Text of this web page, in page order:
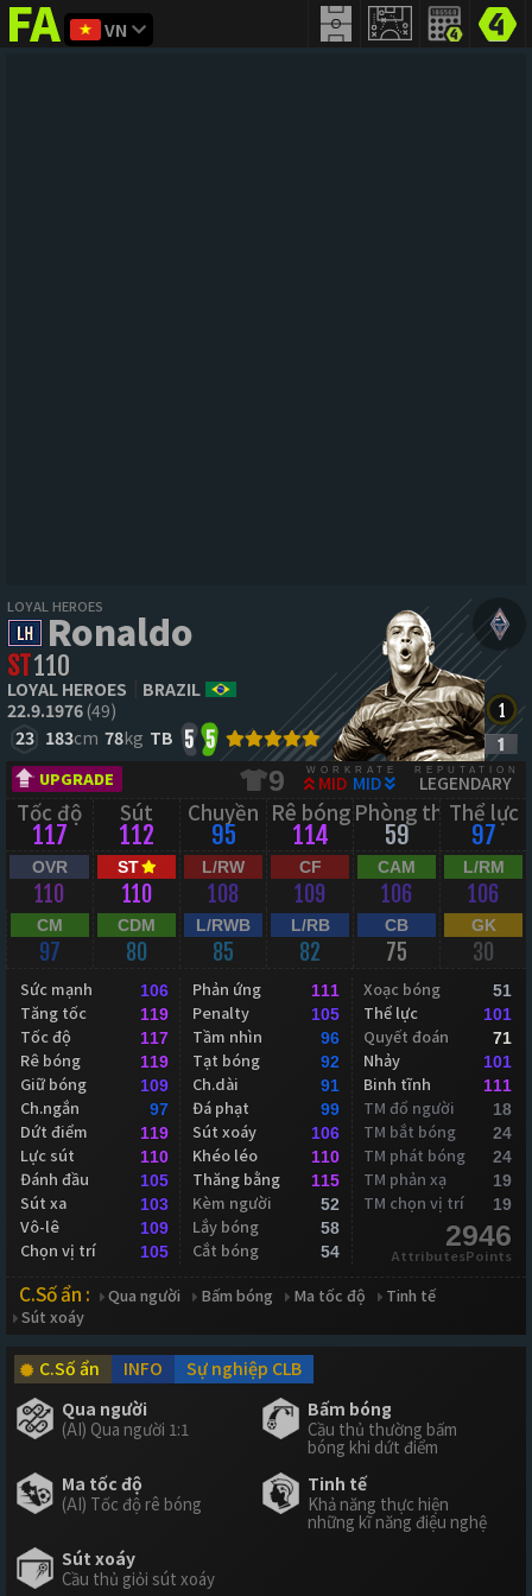
FIFAaddict
VN
LOYAL HEROES
Ronaldo
ST110
LOYAL HEROES
BRAZIL
22.9.1976(49)
23 183cm 78kg TB 5 5
UPGRADE 9 WORKRATE
MID MID
REPUTATION
LEGENDARY
Tốc độ
117
Sút
112
Chuyền
95
Rê bóng
114
Phòng thủ
59
Thể lực
97
OVR
110
ST
110
L/RW
108
CF
109
CAM
106
L/RM
106
CM
97
CDM
80
L/RWB
85
L/RB
82
CB
75
GK
30
Sức mạnh 106
Tăng tốc 119
Tốc độ 117
Rê bóng 119
Giữ bóng 109
Ch.ngắn 97
Dứt điểm 119
Lực sút 110
Đánh đầu 105
Sút xa 103
Vô-lê 109
Chọn vị trí 105
Phản ứng 111
Penalty 105
Tầm nhìn 96
Tạt bóng 92
Ch.dài 91
Đá phạt 99
Sút xoáy 106
Khéo léo 110
Thăng bằng 115
Kèm người 52
Lắy bóng 58
Cắt bóng 54
Xoạc bóng 51
Thể lực 101
Quyết đoán 71
Nhảy 101
Binh tĩnh 111
TM đổ người 18
TM bắt bóng 24
TM phát bóng 24
TM phản xạ 19
TM chọn vị trí 19
2946
AttributesPoints
C.Số ẩn : Qua người Bấm bóng Ma tốc độ
Tinh tế
Sút xoáy
C.Số ẩn INFO
Sự nghiệp CLB
Qua người
(AI) Qua người 1:1
Bấm bóng
Cầu thủ thường bấm
bóng khi dứt điểm
Ma tốc độ
(AI) Tốc độ rê bóng
Tinh tế
Khả năng thực hiện
những kĩ năng điệu nghệ
Sút xoáy
Cầu thủ giỏi sút xoáy